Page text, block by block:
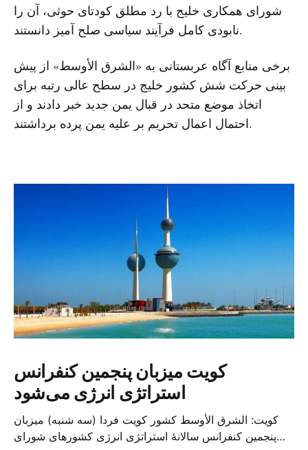
شورای همکاری خلیج با رد مطلق کودتای حوثی، آن را
نابودی کامل فرآیند سیاسی صلح آمیز دانستند.
برخی منابع آگاه عربستانی به «الشرق الأوسط» از پیش
بینی حرکت شش کشور خلیج در سطح عالی رتبه برای
اتخاذ موضع متحد در قبال یمن جدید خبر دادند و از
احتمال اعمال تحریم بر علیه یمن پرده برداشتند.
کویت میزبان پنجمین کنفرانس
استراتژی انرژی می‌شود
کویت: الشرق الأوسط کشور کویت فردا (سه شنبه) میزبان
پنجمین کنفرانس سالانهٔ استراتژی انرژی کشورهای شورای